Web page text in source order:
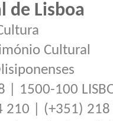
de Lisboa
Cultural
| 1500-100
210 | (+351)